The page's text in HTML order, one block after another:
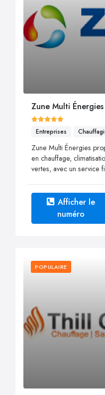
Zune Multi Énergies
Entreprises
Zune Multi Énergies
en chauffage,
vertes, avec un service
Afficher le
numéro
POPULAIRE